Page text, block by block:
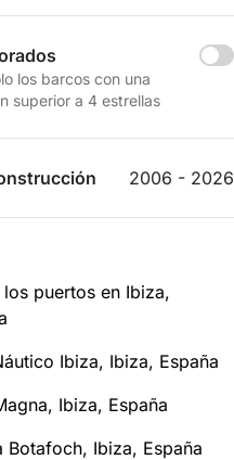
los barcos con una
superior a 4 estrellas
2006 - 2026
puertos en Ibiza,
Ibiza, Ibiza, España
Ibiza, España
Botafoch, Ibiza, España